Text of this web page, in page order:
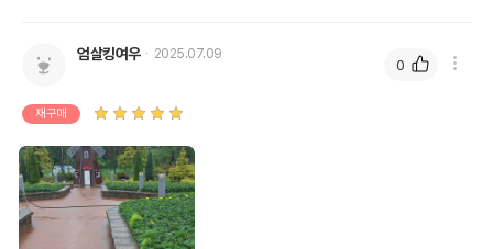
엄살킹여우 2025.07.09
재구매
0